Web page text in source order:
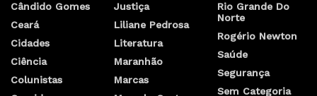
Cândido Gomes
Ceará
Cidades
Ciência
Colunistas
Justiça
Liliane Pedrosa
Literatura
Maranhão
Marcas
Rio Grande Do
Norte
Rogério Newton
Saúde
Segurança
Sem Categoria